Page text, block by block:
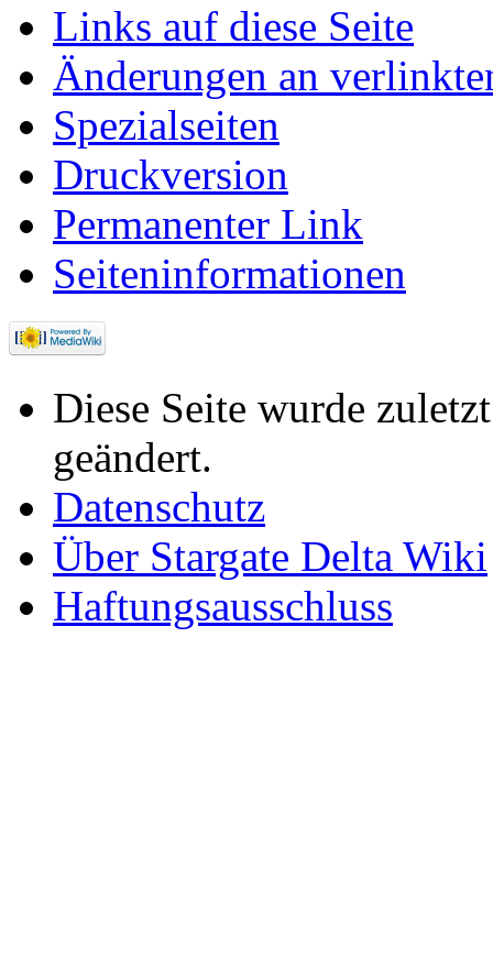
Links auf diese Seite
Änderungen an
Spezialseiten
Druckversion
Permanenter Link
Seiten­informationen
Diese Seite wurde
geändert.
Datenschutz
Über Stargate Delta Wiki
Haftungsausschluss